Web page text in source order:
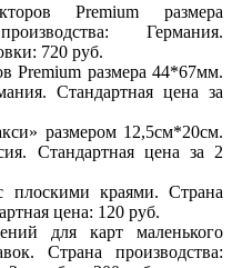
Premium размера
Германия.
720 руб.
Premium размера 44*67мм.
Стандартная цена за
размером 12,5см*20см.
Стандартная цена за 2
краями. Страна
цена: 120 руб.
для карт маленького
Страна производства: